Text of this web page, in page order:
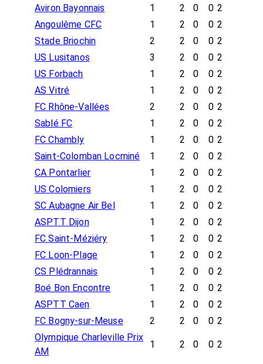
Aviron Bayonnais
1 2 0 0 2
Angoulême CFC
1 2 0 0 2
Stade Briochin
2 2 0 0 2
US Lusitanos
3 2 0 0 2
US Forbach
1 2 0 0 2
AS Vitré
1 2 0 0 2
FC Rhône-Vallées
2 2 0 0 2
Sablé FC
1 2 0 0 2
FC Chambly
1 2 0 0 2
Saint-Colomban Locminé
1 2 0 0 2
CA Pontarlier
1 2 0 0 2
US Colomiers
1 2 0 0 2
SC Aubagne Air Bel
1 2 0 0 2
ASPTT Dijon
1 2 0 0 2
FC Saint-Méziéry
1 2 0 0 2
FC Loon-Plage
1 2 0 0 2
CS Plédrannais
1 2 0 0 2
Boé Bon Encontre
1 2 0 0 2
ASPTT Caen
1 2 0 0 2
FC Bogny-sur-Meuse
2 2 0 0 2
Olympique Charleville Prix
AM
1 2 0 0 2